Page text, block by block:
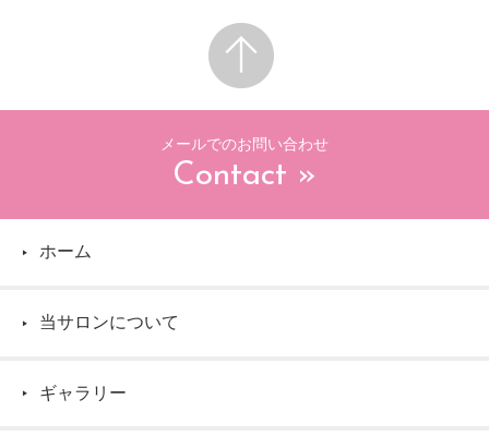
メールでのお問い合わせ
Contact »
▶ ホーム
▶ 当サロンについて
▶ ギャラリー